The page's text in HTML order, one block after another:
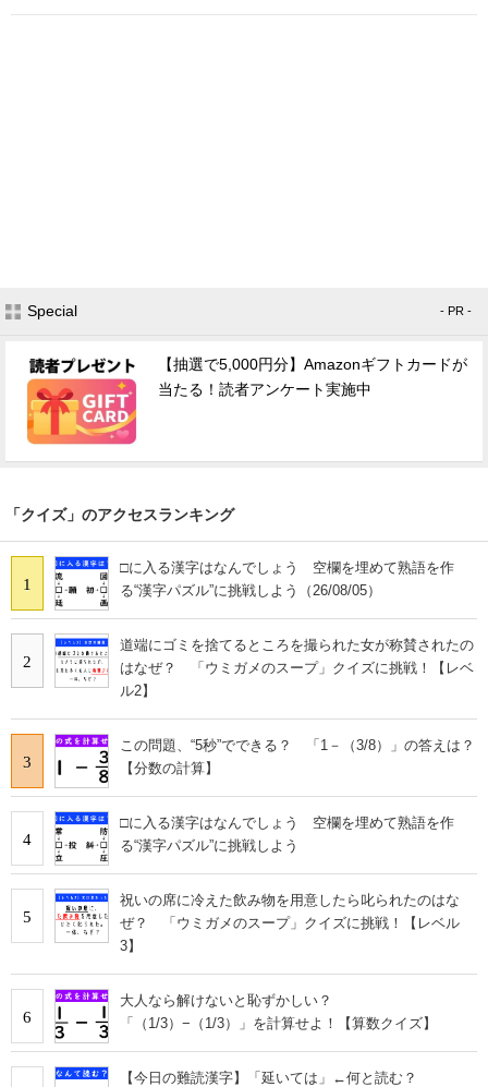
Special - PR -
【抽選で5,000円分】Amazonギフトカードが
当たる！読者アンケート実施中
「クイズ」のアクセスランキング
1
□に入る漢字はなんでしょう 空欄を埋めて熟語を作
る“漢字パズル”に挑戦しよう（26/08/05）
2
道端にゴミを捨てるところを撮られた女が称賛されたの
はなぜ？ 「ウミガメのスープ」クイズに挑戦！【レベ
ル2】
3
この問題、“5秒”でできる？ 「1－（3/8）」の答えは？
【分数の計算】
4
□に入る漢字はなんでしょう 空欄を埋めて熟語を作
る“漢字パズル”に挑戦しよう
5
祝いの席に冷えた飲み物を用意したら叱られたのはな
ぜ？ 「ウミガメのスープ」クイズに挑戦！【レベル
3】
6
大人なら解けないと恥ずかしい？
「（1/3）−（1/3）」を計算せよ！【算数クイズ】
【今日の難読漢字】「延いては」←何と読む？